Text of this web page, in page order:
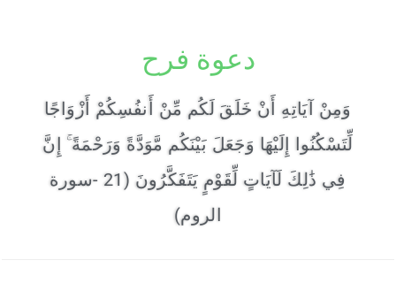
دعوة فرح
وَمِنْ آيَاتِهِ أَنْ خَلَقَ لَكُم مِّنْ أَنفُسِكُمْ أَزْوَاجًا
لِّتَسْكُنُوا إِلَيْهَا وَجَعَلَ بَيْنَكُم مَّوَدَّةً وَرَحْمَةً ۚ إِنَّ
فِي ذَٰلِكَ لَآيَاتٍ لِّقَوْمٍ يَتَفَكَّرُونَ (21 -سورة
الروم)